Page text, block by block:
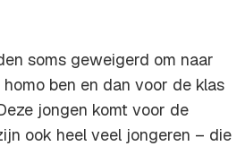
soms geweigerd om naar
ben en dan voor de klas
jongen komt voor de
ook heel veel jongeren – die